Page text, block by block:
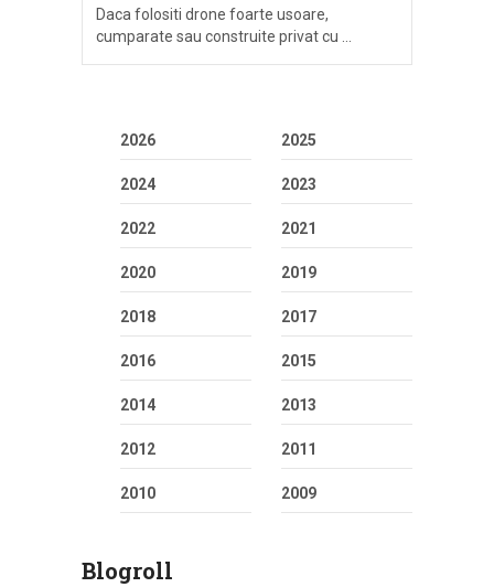
Daca folositi drone foarte usoare,
cumparate sau construite privat cu …
2026 2025
2024 2023
2022 2021
2020 2019
2018 2017
2016 2015
2014 2013
2012 2011
2010 2009
Blogroll